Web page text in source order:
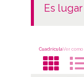
CC BY-NC-
es
CuadrículaVer como